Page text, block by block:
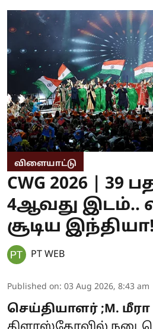
விளையாட்டு
CWG 2026 |
4ஆவது இடம்..
சூடிய இந்தியா!
PT WEB
Published on: 03 Aug 2026, 8:43 am
செய்தியாளர் ;M. மீரா